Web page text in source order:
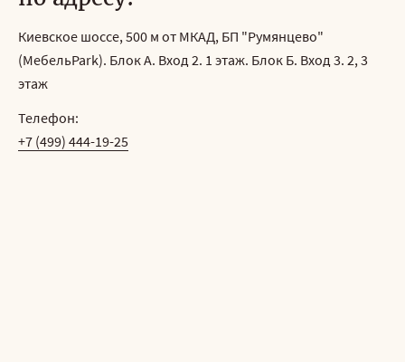
Киевское шоссе, 500 м от МКАД, БП "Румянцево"
(МебельPark). Блок А. Вход 2. 1 этаж. Блок Б. Вход 3. 2, 3
этаж
Телефон:
+7 (499) 444-19-25